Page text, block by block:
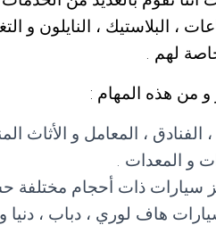
، البلاستيك ، النايلون و
لهم .
من هذه المهام :
، المعامل و الأثاث
و المعدات .
سيارات ذات أحجام مختلفة
هاف لوري ، دباب ، دنيا